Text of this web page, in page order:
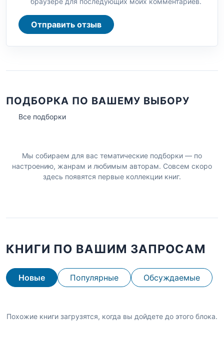
Отправить отзыв
ПОДБОРКА ПО ВАШЕМУ ВЫБОРУ
Все подборки
Мы собираем для вас тематические подборки — по
настроению, жанрам и любимым авторам. Совсем скоро
здесь появятся первые коллекции книг.
КНИГИ ПО ВАШИМ ЗАПРОСАМ
Новые Популярные Обсуждаемые
Похожие книги загрузятся, когда вы дойдете до этого блока.